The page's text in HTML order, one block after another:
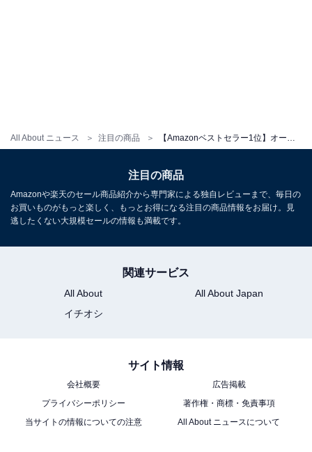
All About ニュース 注目の商品Amazonで見る
オーディオテクニカ「AT-SP767XTV」
オーディオテクニカ 手元スピーカー テレビ用 2.4GHz ワ
Amazonで見る
オーディオテクニカ「AT-CSP1」
注目の商品
Amazonや楽天のセール商品紹介から専門家による独自レビューまで、毎日の
お買いものがもっと楽しく、もっとお得になる注目の商品情報をお届け。見
逃したくない大規模セールの情報も満載です。
関連サービス
All About
All About Japan
イチオシ
サイト情報
会社概要
広告掲載
プライバシーポリシー
著作権・商標・免責事項
当サイトの情報についての注意
All About ニュースについて